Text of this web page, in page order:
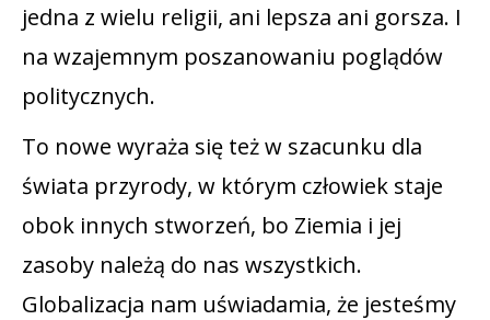
jedna z wielu religii, ani lepsza ani gorsza. I
na wzajemnym poszanowaniu poglądów
politycznych.
To nowe wyraża się też w szacunku dla
świata przyrody, w którym człowiek staje
obok innych stworzeń, bo Ziemia i jej
zasoby należą do nas wszystkich.
Globalizacja nam uświadamia, że jesteśmy